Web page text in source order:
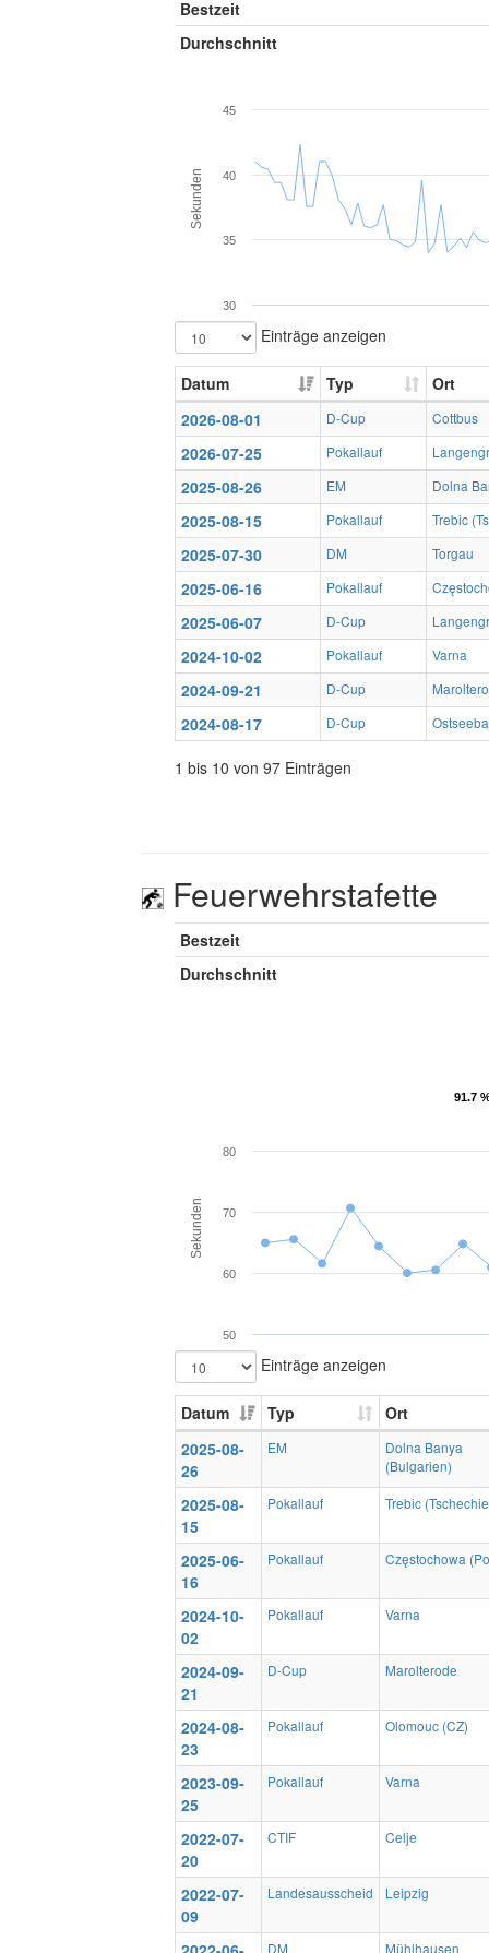
Bestzeit
Durchschnitt
Sekunden
30
35
40
45
Einträge anzeigen
Datum Typ
Ort
2026-08-01
D-Cup Cottbus
2026-07-25 Pokallauf
2025-08-26 EM Dolna
2025-08-15 Pokallauf Trebic
2025-07-30 DM Torgau
2025-06-16 Pokallauf
2025-06-07 D-Cup
2024-10-02 Pokallauf Varna
2024-09-21 D-Cup
2024-08-17 D-Cup
1 bis 10 von 97 Einträgen
Feuerwehrstafette
Bestzeit
Durchschnitt
91.7
91.7
Sekunden
50
60
70
80
Einträge anzeigen
Datum Typ
Ort
2025-08-
26
EM
Dolna Banya
(Bulgarien)
2025-08-
15
Pokallauf Trebic
2025-06-
16
Pokallauf Częstochowa
2024-10-
02
Pokallauf Varna
2024-09-
21
D-Cup Marolterode
2024-08-
23
Pokallauf Olomouc (CZ)
2023-09-
25
Pokallauf Varna
2022-07-
20
CTIF Celje
2022-07-
09
Landesausscheid Leipzig
DM Mühlhausen